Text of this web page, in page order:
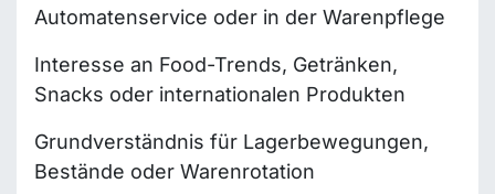
Automatenservice oder in der Warenpflege
Interesse an Food-Trends, Getränken,
Snacks oder internationalen Produkten
Grundverständnis für Lagerbewegungen,
Bestände oder Warenrotation